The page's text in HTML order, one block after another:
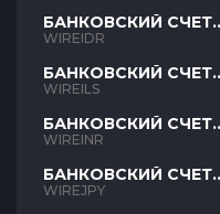
БАНКОВСКИЙ СЧЕТ
IDR
WIREIDR
БАНКОВСКИЙ СЧЕТ
ILS
WIREILS
БАНКОВСКИЙ СЧЕТ
INR
WIREINR
БАНКОВСКИЙ СЧЕТ
JPY
WIREJPY